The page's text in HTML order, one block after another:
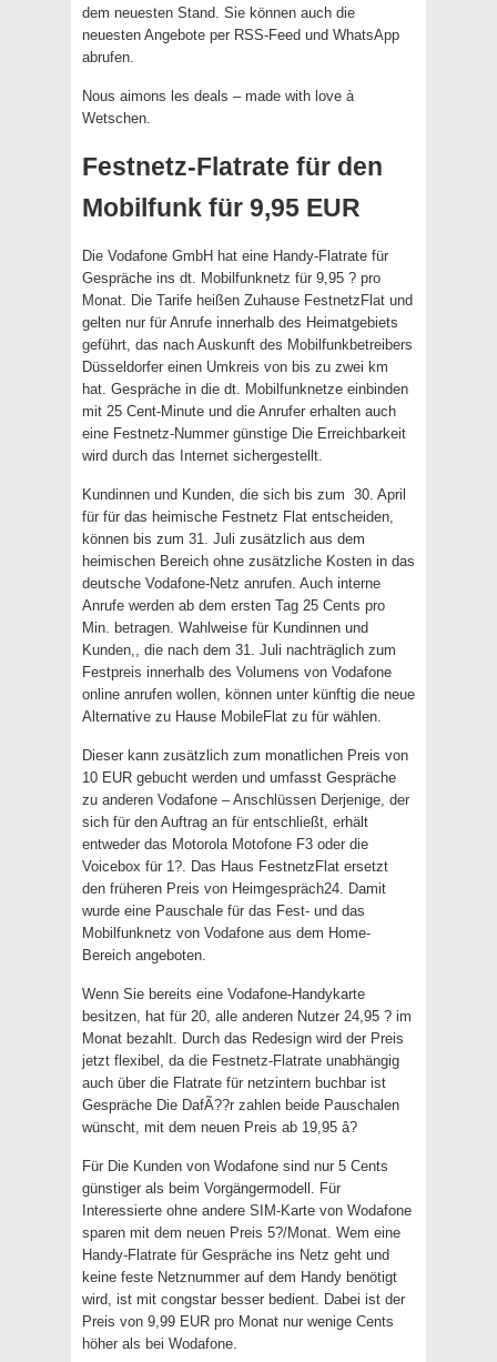
dem neuesten Stand. Sie können auch die
neuesten Angebote per RSS-Feed und WhatsApp
abrufen.
Nous aimons les deals – made with love à
Wetschen.
Festnetz-Flatrate für den
Mobilfunk für 9,95 EUR
Die Vodafone GmbH hat eine Handy-Flatrate für
Gespräche ins dt. Mobilfunknetz für 9,95 ? pro
Monat. Die Tarife heißen Zuhause FestnetzFlat und
gelten nur für Anrufe innerhalb des Heimatgebiets
geführt, das nach Auskunft des Mobilfunkbetreibers
Düsseldorfer einen Umkreis von bis zu zwei km
hat. Gespräche in die dt. Mobilfunknetze einbinden
mit 25 Cent-Minute und die Anrufer erhalten auch
eine Festnetz-Nummer günstige Die Erreichbarkeit
wird durch das Internet sichergestellt.
Kundinnen und Kunden, die sich bis zum 30. April
für für das heimische Festnetz Flat entscheiden,
können bis zum 31. Juli zusätzlich aus dem
heimischen Bereich ohne zusätzliche Kosten in das
deutsche Vodafone-Netz anrufen. Auch interne
Anrufe werden ab dem ersten Tag 25 Cents pro
Min. betragen. Wahlweise für Kundinnen und
Kunden,, die nach dem 31. Juli nachträglich zum
Festpreis innerhalb des Volumens von Vodafone
online anrufen wollen, können unter künftig die neue
Alternative zu Hause MobileFlat zu für wählen.
Dieser kann zusätzlich zum monatlichen Preis von
10 EUR gebucht werden und umfasst Gespräche
zu anderen Vodafone – Anschlüssen Derjenige, der
sich für den Auftrag an für entschließt, erhält
entweder das Motorola Motofone F3 oder die
Voicebox für 1?. Das Haus FestnetzFlat ersetzt
den früheren Preis von Heimgespräch24. Damit
wurde eine Pauschale für das Fest- und das
Mobilfunknetz von Vodafone aus dem Home-
Bereich angeboten.
Wenn Sie bereits eine Vodafone-Handykarte
besitzen, hat für 20, alle anderen Nutzer 24,95 ? im
Monat bezahlt. Durch das Redesign wird der Preis
jetzt flexibel, da die Festnetz-Flatrate unabhängig
auch über die Flatrate für netzintern buchbar ist
Gespräche Die DafÃ??r zahlen beide Pauschalen
wünscht, mit dem neuen Preis ab 19,95 â?
Für Die Kunden von Wodafone sind nur 5 Cents
günstiger als beim Vorgängermodell. Für
Interessierte ohne andere SIM-Karte von Wodafone
sparen mit dem neuen Preis 5?/Monat. Wem eine
Handy-Flatrate für Gespräche ins Netz geht und
keine feste Netznummer auf dem Handy benötigt
wird, ist mit congstar besser bedient. Dabei ist der
Preis von 9,99 EUR pro Monat nur wenige Cents
höher als bei Wodafone.